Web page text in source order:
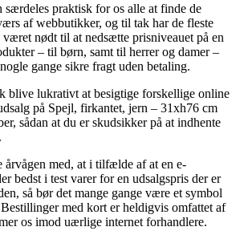
særdeles praktisk for os alle at finde de
af webbutikker, og til tak har de fleste
været nødt til at nedsætte prisniveauet på en
– til børn, samt til herrer og damer –
gange sikre fragt uden betaling.
blive lukrativt at besigtige forskellige online
på Spejl, firkantet, jern – 31xh76 cm
sådan at du er skudsikker på at indhente
med, at i tilfælde af at en e-
bedst i test varer for en udsalgspris der er
så bør det mange gange være et symbol
med kort er heldigvis omfattet af
os imod uærlige internet forhandlere.